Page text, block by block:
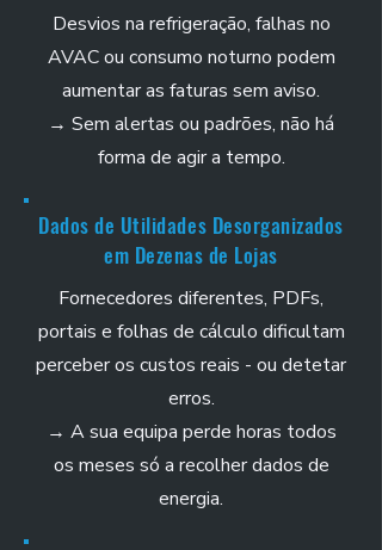
Desvios na refrigeração, falhas no
AVAC ou consumo noturno podem
aumentar as faturas sem aviso.
→ Sem alertas ou padrões, não há
forma de agir a tempo.
Dados de Utilidades Desorganizados
em Dezenas de Lojas
Fornecedores diferentes, PDFs,
portais e folhas de cálculo dificultam
perceber os custos reais - ou detetar
erros.
→ A sua equipa perde horas todos
os meses só a recolher dados de
energia.